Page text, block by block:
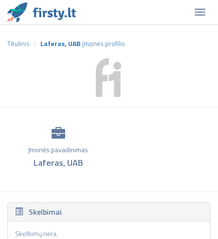
Titulinis Laferas, UAB įmonės profilis
Įmonės pavadinimas
Laferas, UAB
Skelbimai
Skelbimų nėra.